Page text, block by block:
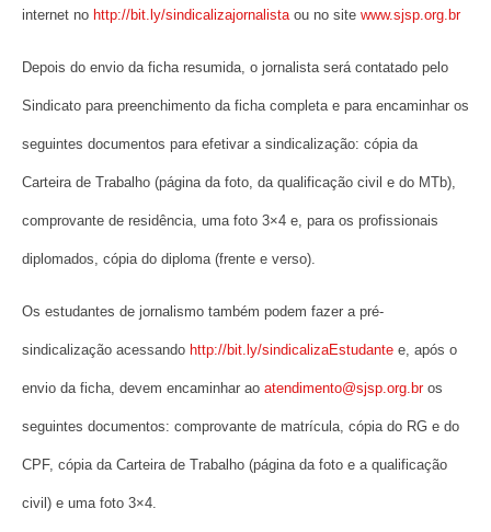
internet no http://bit.ly/sindicalizajornalista ou no site www.sjsp.org.br
Depois do envio da ficha resumida, o jornalista será contatado pelo
Sindicato para preenchimento da ficha completa e para encaminhar os
seguintes documentos para efetivar a sindicalização: cópia da
Carteira de Trabalho (página da foto, da qualificação civil e do MTb),
comprovante de residência, uma foto 3×4 e, para os profissionais
diplomados, cópia do diploma (frente e verso).
Os estudantes de jornalismo também podem fazer a pré-
sindicalização acessando http://bit.ly/sindicalizaEstudante e, após o
envio da ficha, devem encaminhar ao atendimento@sjsp.org.bros
seguintes documentos: comprovante de matrícula, cópia do RG e do
CPF, cópia da Carteira de Trabalho (página da foto e a qualificação
civil) e uma foto 3×4.